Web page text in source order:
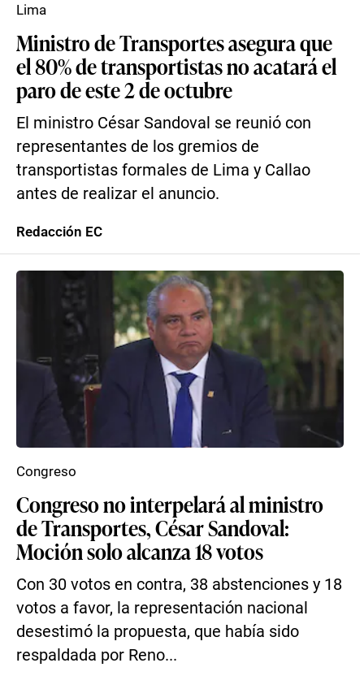
Ministro de Transportes asegura que
el 80% de transportistas no acatará el
paro de este 2 de octubre
El ministro César Sandoval se reunió con
representantes de los gremios de
transportistas formales de Lima y Callao
antes de realizar el anuncio.
Lima
Redacción EC
Congreso no interpelará al ministro
de Transportes, César Sandoval:
Moción solo alcanza 18 votos
Con 30 votos en contra, 38 abstenciones y 18
votos a favor, la representación nacional
desestimó la propuesta, que había sido
respaldada por Reno...
Congreso